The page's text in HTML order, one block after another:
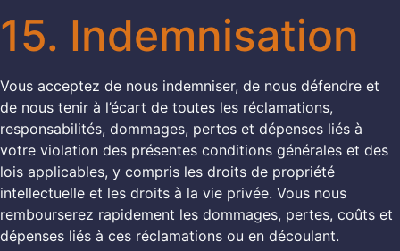
15. Indemnisation
Vous acceptez de nous indemniser, de nous défendre et
de nous tenir à l’écart de toutes les réclamations,
responsabilités, dommages, pertes et dépenses liés à
votre violation des présentes conditions générales et des
lois applicables, y compris les droits de propriété
intellectuelle et les droits à la vie privée. Vous nous
rembourserez rapidement les dommages, pertes, coûts et
dépenses liés à ces réclamations ou en découlant.